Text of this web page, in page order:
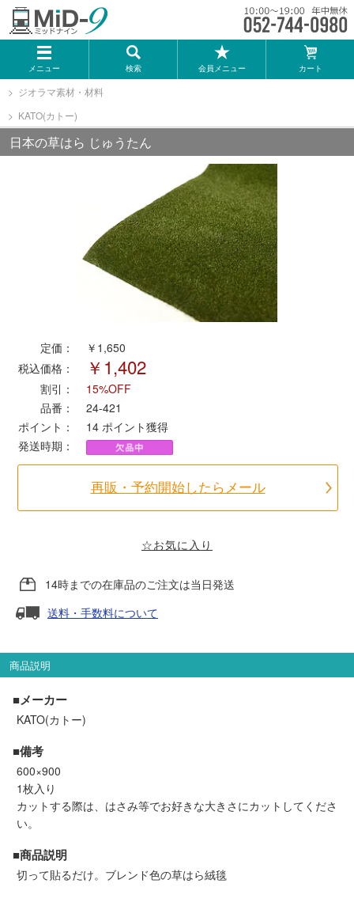
メニュー 検索 会員メニュー カート
メーカー一覧
TOMIX
KATO
マイクロエース
タカラトミー（プラレール）
ポポンデッタ
MODEMO(モデモ)
TTC
セール品・キャンペーン
セール商品
走行エリア別 鉄道模型車両リスト
中部 関西
ジオラマ素材・材料
KATO(カトー)
日本の草はら じゅうたん
定価：
￥1,650
税込価格：
￥1,402
割引：
15%OFF
品番：
24-421
ポイント：
14 ポイント獲得
発送時期：
再販・予約開始したらメール
☆お気に入り
14時までの在庫品のご注文は当日発送
送料・手数料について
商品説明
■メーカー
KATO(カトー)
■備考
600×900
1枚入り
カットする際は、はさみ等でお好きな大きさにカットしてくださ
い。
■商品説明
切って貼るだけ。ブレンド色の草はら絨毯